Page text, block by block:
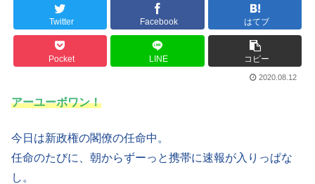
Twitter Facebook はてブ
Pocket LINE コピー
2020.08.12
アーユーボワン！
今日は新政権の閣僚の任命中。
任命のたびに、朝からずーっと携帯に速報が入りっぱな
し。